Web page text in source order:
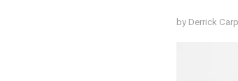
by Derrick